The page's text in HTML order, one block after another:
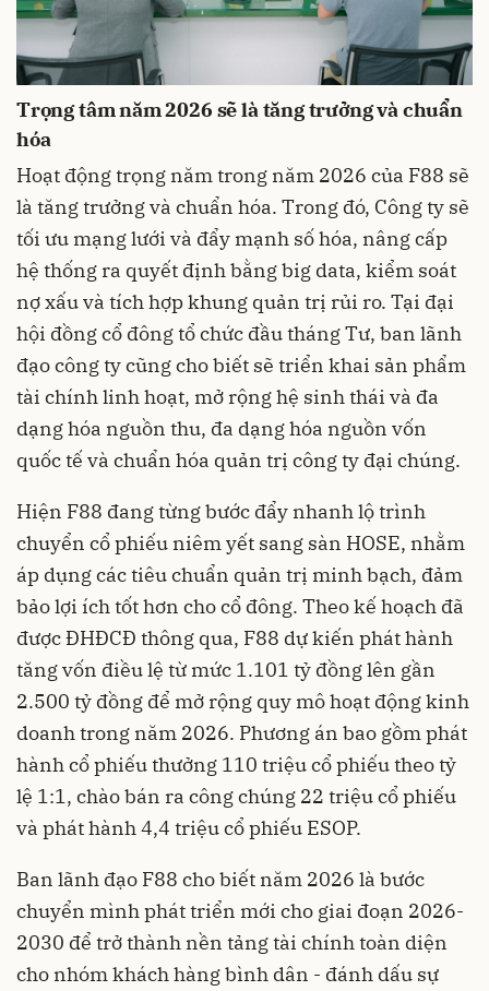
Trọng tâm năm 2026 sẽ là tăng trưởng và chuẩn
hóa
Hoạt động trọng năm trong năm 2026 của F88 sẽ
là tăng trưởng và chuẩn hóa. Trong đó, Công ty sẽ
tối ưu mạng lưới và đẩy mạnh số hóa, nâng cấp
hệ thống ra quyết định bằng big data, kiểm soát
nợ xấu và tích hợp khung quản trị rủi ro. Tại đại
hội đồng cổ đông tổ chức đầu tháng Tư, ban lãnh
đạo công ty cũng cho biết sẽ triển khai sản phẩm
tài chính linh hoạt, mở rộng hệ sinh thái và đa
dạng hóa nguồn thu, đa dạng hóa nguồn vốn
quốc tế và chuẩn hóa quản trị công ty đại chúng.
Hiện F88 đang từng bước đẩy nhanh lộ trình
chuyển cổ phiếu niêm yết sang sàn HOSE, nhằm
áp dụng các tiêu chuẩn quản trị minh bạch, đảm
bảo lợi ích tốt hơn cho cổ đông. Theo kế hoạch đã
được ĐHĐCĐ thông qua, F88 dự kiến phát hành
tăng vốn điều lệ từ mức 1.101 tỷ đồng lên gần
2.500 tỷ đồng để mở rộng quy mô hoạt động kinh
doanh trong năm 2026. Phương án bao gồm phát
hành cổ phiếu thưởng 110 triệu cổ phiếu theo tỷ
lệ 1:1, chào bán ra công chúng 22 triệu cổ phiếu
và phát hành 4,4 triệu cổ phiếu ESOP.
Ban lãnh đạo F88 cho biết năm 2026 là bước
chuyển mình phát triển mới cho giai đoạn 2026-
2030 để trở thành nền tảng tài chính toàn diện
cho nhóm khách hàng bình dân - đánh dấu sự